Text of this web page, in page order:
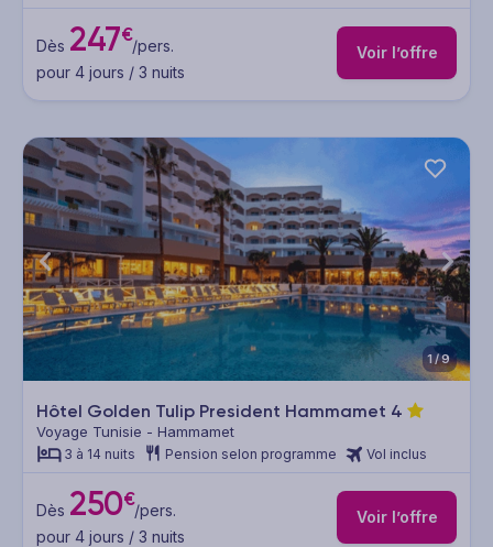
Dès 247€/pers.
pour 4 jours / 3 nuits
Voir l’offre
1/9
Hôtel Golden Tulip President Hammamet 4
Voyage Tunisie - Hammamet
3 à 14 nuits Pension selon programme Vol inclus
Dès 250€/pers.
pour 4 jours / 3 nuits
Voir l’offre